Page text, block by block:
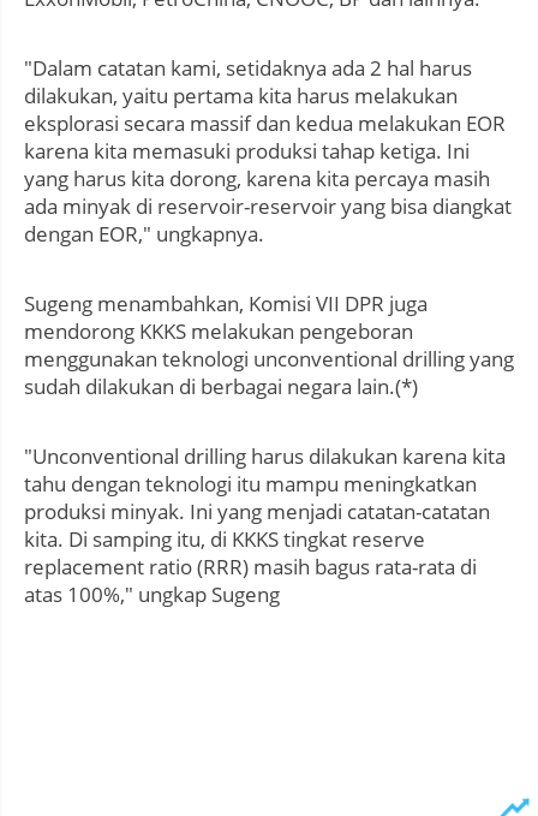
"Dalam catatan kami, setidaknya ada 2 hal harus
dilakukan, yaitu pertama kita harus melakukan
eksplorasi secara massif dan kedua melakukan EOR
karena kita memasuki produksi tahap ketiga. Ini
yang harus kita dorong, karena kita percaya masih
ada minyak di reservoir-reservoir yang bisa diangkat
dengan EOR," ungkapnya.
Sugeng menambahkan, Komisi VII DPR juga
mendorong KKKS melakukan pengeboran
menggunakan teknologi unconventional drilling yang
sudah dilakukan di berbagai negara lain.(*)
"Unconventional drilling harus dilakukan karena kita
tahu dengan teknologi itu mampu meningkatkan
produksi minyak. Ini yang menjadi catatan-catatan
kita. Di samping itu, di KKKS tingkat reserve
replacement ratio (RRR) masih bagus rata-rata di
atas 100%," ungkap Sugeng